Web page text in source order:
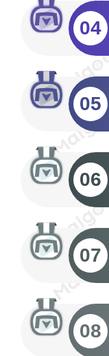
04
05
06
07
08